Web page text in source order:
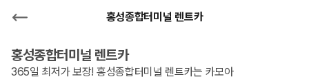
홍성종합터미널 렌트카
홍성종합터미널 렌트카
365일 최저가 보장! 홍성종합터미널 렌트카는 카모아